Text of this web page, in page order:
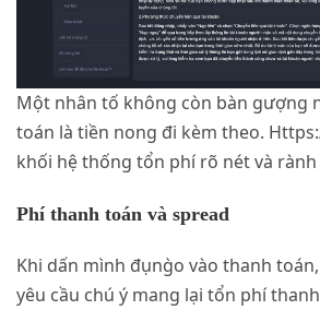
Một nhân tố không còn bàn gượng
toán là tiền nong đi kèm theo.
khối hệ thống tổn phí rõ nét và rành
Phí thanh toán và spread
Khi dấn mình đụng̀o vào thanh
yêu cầu chú ý mang lại tổn phí